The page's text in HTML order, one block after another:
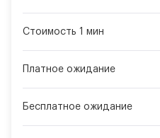
Стоимость 1 мин
Платное ожидание
Бесплатное ожидание